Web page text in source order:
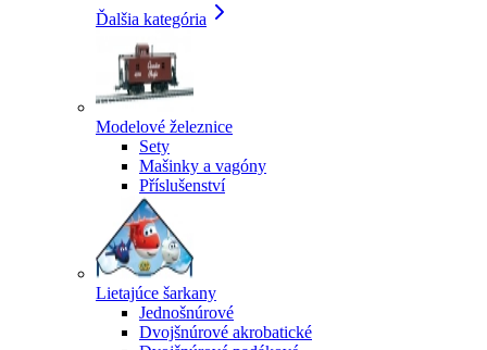
Ďalšia kategória
Modelové železnice
Sety
Mašinky a vagóny
Příslušenství
Lietajúce šarkany
Jednošnúrové
Dvojšnúrové akrobatické